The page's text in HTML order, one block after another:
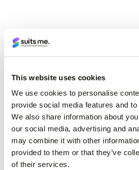
This website uses cookies
We use cookies to personalise
provide social media features and
We also share information about
our social media, advertising and
may combine it with other
provided to them or that they’ve
of their services.
(card de debit sau card
credit)
După ce v-ați asigurat că
utilizat, introduceți cardul în
Introduceți cardul în bancomat